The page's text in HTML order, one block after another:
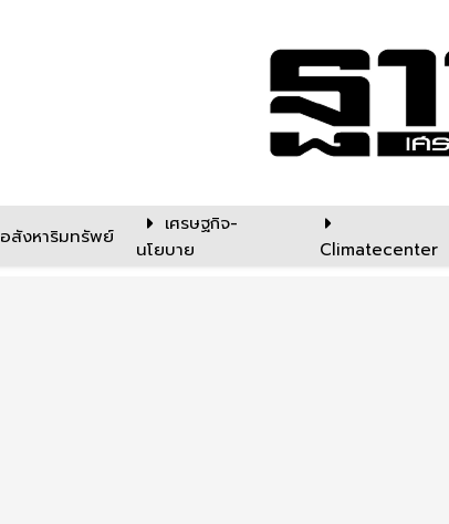
อสังหาริมทรัพย์
เศรษฐกิจ-
นโยบาย
Climatecenter